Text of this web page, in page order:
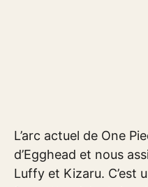
L’arc actuel de One
d’Egghead et nous
Luffy et Kizaru. C’est